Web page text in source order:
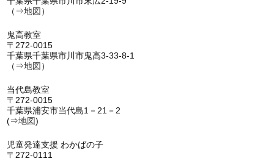
（⇒地図 ）
鬼高教室
〒272-0015
千葉県千葉県市川市鬼高3-33-8-1
（⇒地図 ）
当代島教室
〒272-0015
千葉県浦安市当代島1－21－2
(⇒地図)
児童発達支援 わかばの子
〒272-0111